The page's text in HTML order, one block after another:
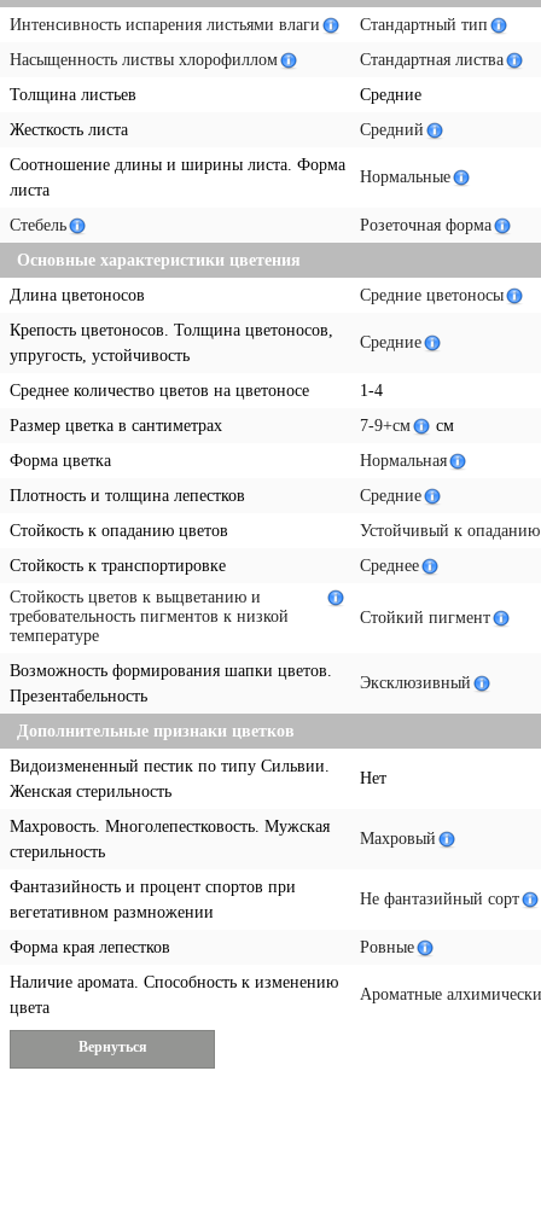
Интенсивность испарения листьями влаги
Стандартный тип
Насыщенность листвы хлорофиллом
Стандартная листва
Толщина листьев
Средние
Жесткость листа
Средний
Соотношение длины и ширины листа. Форма
листа
Нормальные
Стебель
Розеточная форма
Основные характеристики цветения
Длина цветоносов
Средние цветоносы
Крепость цветоносов. Толщина цветоносов,
упругость, устойчивость
Средние
Среднее количество цветов на цветоносе
1-4
Размер цветка в сантиметрах
7-9+см
см
Форма цветка
Нормальная
Плотность и толщина лепестков
Средние
Стойкость к опаданию цветов
Устойчивый к опаданию
Стойкость к транспортировке
Среднее
Стойкость цветов к выцветанию и
требовательность пигментов к низкой
температуре
Стойкий пигмент
Возможность формирования шапки цветов.
Презентабельность
Эксклюзивный
Дополнительные признаки цветков
Видоизмененный пестик по типу Сильвии.
Женская стерильность
Нет
Махровость. Многолепестковость. Мужская
стерильность
Махровый
Фантазийность и процент спортов при
вегетативном размножении
Не фантазийный сорт
Форма края лепестков
Ровные
Наличие аромата. Способность к изменению
цвета
Ароматные
Вернуться